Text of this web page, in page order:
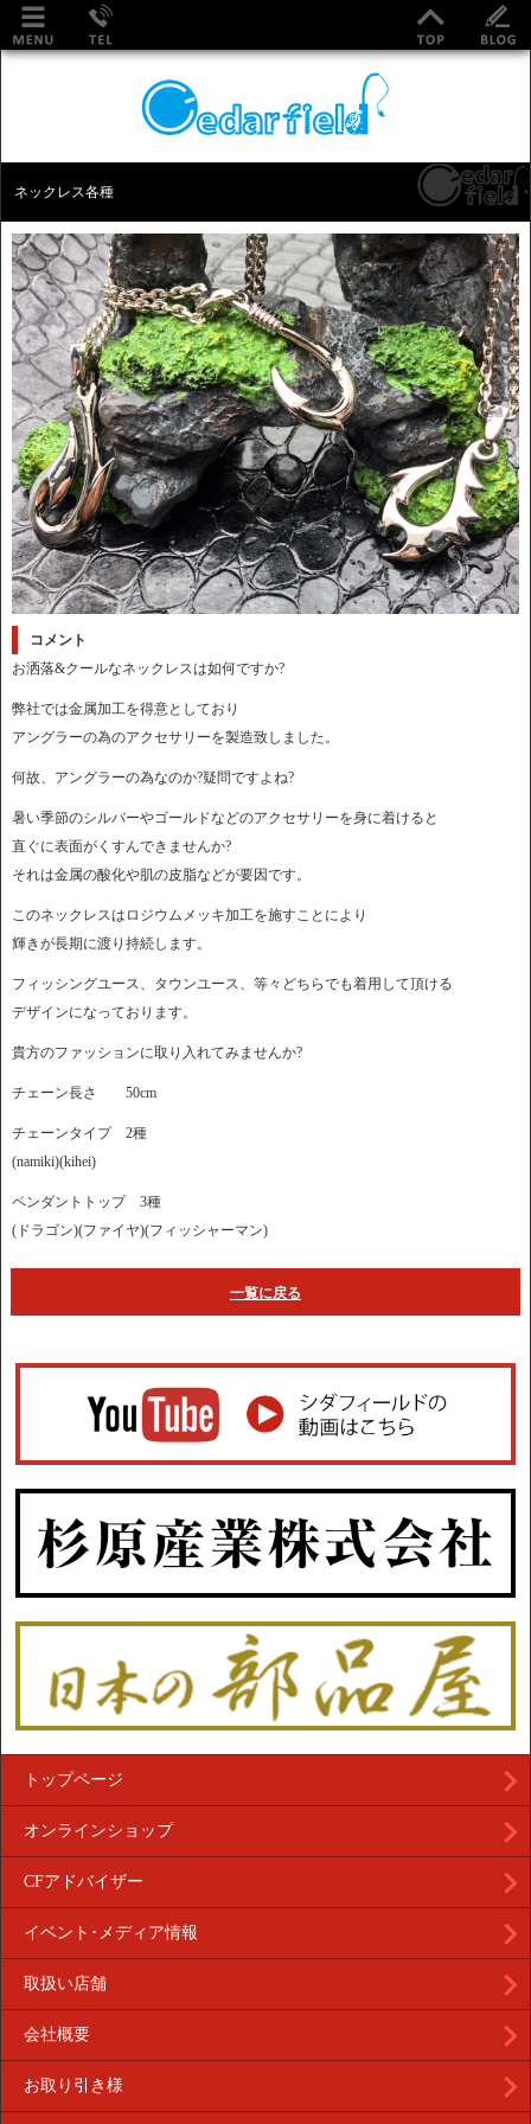
ネックレス各種
コメント
お洒落&クールなネックレスは如何ですか?
弊社では金属加工を得意としており
アングラーの為のアクセサリーを製造致しました。
何故、アングラーの為なのか?疑問ですよね?
暑い季節のシルバーやゴールドなどのアクセサリーを身に着けると
直ぐに表面がくすんできませんか?
それは金属の酸化や肌の皮脂などが要因です。
このネックレスはロジウムメッキ加工を施すことにより
輝きが長期に渡り持続します。
フィッシングユース、タウンユース、等々どちらでも着用して頂ける
デザインになっております。
貴方のファッションに取り入れてみませんか?
チェーン長さ 50cm
チェーンタイプ 2種
(namiki)(kihei)
ペンダントトップ 3種
(ドラゴン)(ファイヤ)(フィッシャーマン)
一覧に戻る
トップページ
オンラインショップ
CFアドバイザー
イベント･メディア情報
取扱い店舗
会社概要
お取り引き様